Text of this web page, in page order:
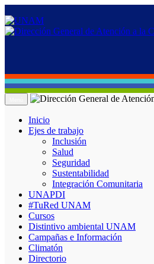
Inicio
Ejes de trabajo
Inclusión
Salud
Seguridad
Sustentabilidad
Integración Comunitaria
UNAPDI
#TuRed UNAM
Cursos
Distintivo ambiental UNAM
Campañas e Información
Climatón
Directorio